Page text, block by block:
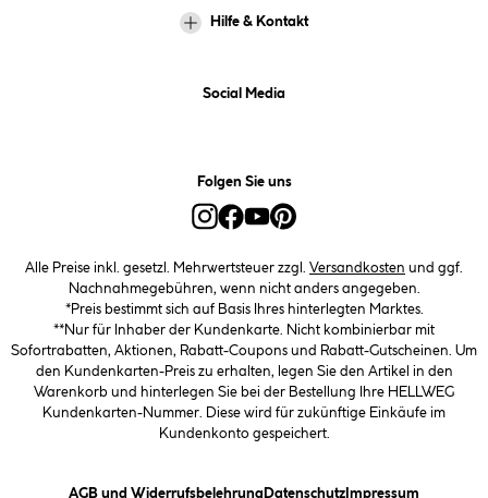
Hilfe & Kontakt
Social Media
Folgen Sie uns
Alle Preise inkl. gesetzl. Mehrwertsteuer zzgl. Versandkosten und ggf.
Nachnahmegebühren, wenn nicht anders angegeben.
*Preis bestimmt sich auf Basis Ihres hinterlegten Marktes.
**Nur für Inhaber der Kundenkarte. Nicht kombinierbar mit
Sofortrabatten, Aktionen, Rabatt-Coupons und Rabatt-Gutscheinen. Um
den Kundenkarten-Preis zu erhalten, legen Sie den Artikel in den
Warenkorb und hinterlegen Sie bei der Bestellung Ihre HELLWEG
Kundenkarten-Nummer. Diese wird für zukünftige Einkäufe im
Kundenkonto gespeichert.
AGB und Widerrufsbelehrung (öffnet ein Dialogfeld)
Datenschutz(öffnet ein Dialogfeld)
Impressum